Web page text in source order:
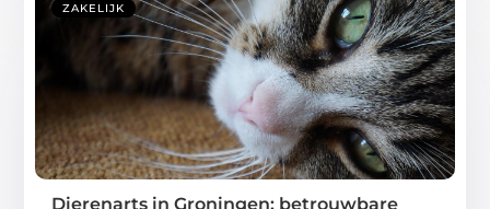
ZAKELIJK
Dierenarts in Groningen: betrouwbare